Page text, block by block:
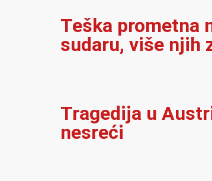
Teška prometna
sudaru, više njih
Tragedija u
nesreći